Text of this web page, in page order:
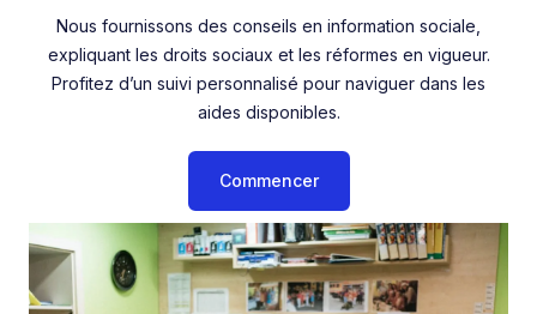
Nous fournissons des conseils en information sociale,
expliquant les droits sociaux et les réformes en vigueur.
Profitez d’un suivi personnalisé pour naviguer dans les
aides disponibles.
Commencer